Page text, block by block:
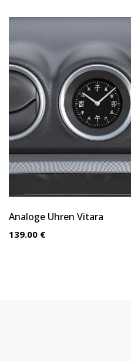
Analoge Uhren Vitara
139.00 €